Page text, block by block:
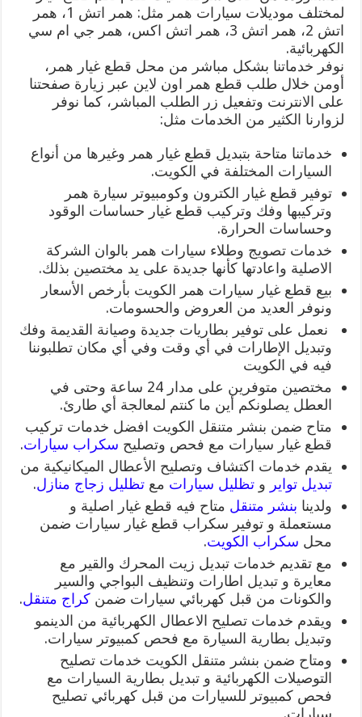
لمختلف موديلات سيارات همر مثل: همر اتش 1، همر
اتش 2، همر اتش 3، همر اتش اكس، همر جي ام سي
الكهربائية.
نوفر خدماتنا بشكل مباشر من محل قطع غيار همر،
أومن خلال طلب قطع همر اون لاين عبر زيارة صفحتنا
على الانترنت وتفعيل زر الطلب المباشر، كما نوفر
لزوارنا الكثير من الخدمات مثل:
خدماتنا متاحة بتبديل قطع غيار همر وغيرها من أنواع
السيارات المختلفة في الكويت.
توفير قطع غيار الكترون وكومبيوتر سيارة همر
وتركيبها وفك وتركيب قطع غيار حساسات الوقود
وحساسات الحرارة.
خدمات تصويج وطلاء سيارات همر بالوان الشركة
الاصلية واعادتها كأنها جديدة على يد مختصين بذلك.
بيع قطع غيار سيارات همر الكويت بأرخص الأسعار
ونوفر العديد من العروض والحسومات.
نعمل على توفير بطاريات جديدة وصيانة القديمة وفك
وتبديل الإطارات في أي وقت وفي أي مكان تطلبوننا
فيه في الكويت
مختصين متوفرين على مدار 24 ساعة وحتى في
العطل يصلونكم أين ما كنتم لمعالجة أي طارئ.
متاح ضمن بنشر متنقل الكويت افضل خدمات تركيب
قطع غيار سيارات مع فحص وتصليح سكراب سيارات.
يقدم خدمات اكتشاف وتصليح الأعطال الميكانيكية من
تبديل تواير وتظليل سيارات معتظليل زجاج منازل.
ولدينا بنشر متنقل متاح فيه قطع غيار اصلية و
مستعملة و توفير سكراب قطع غيار سيارات ضمن
محل سكراب الكويت.
مع تقديم خدمات تبديل زيت المحرك والقير مع
معايرة و تبديل اطارات وتنظيف البواجي والسير
والكونات من قبل كهربائي سيارات ضمنكراج متنقل.
ويقدم خدمات تصليح الاعطال الكهربائية من الدينمو
وتبديل بطارية السيارة مع فحص كمبيوتر سيارات.
ومتاح ضمن بنشر متنقل الكويت خدمات تصليح
التوصيلات الكهربائية و تبديل بطارية السيارات مع
فحص كمبيوتر للسيارات من قبل كهربائي تصليح
سيارات.